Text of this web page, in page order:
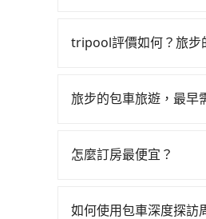
馬上來預約tripool！
的車門仍未被修理，每
點仍有段距離，在遇到
天也要原路返回，緩慢
改預約一輛tripool的九
出遊時安全更有保障。
tripool評價如何？旅步
外，tripool司機專業的
旅步的包車旅遊，最早
不妨趁早訂購，享受更划
怎麼訂房最便宜？
區、價位、人數、特殊
如何使用包車深度探訪